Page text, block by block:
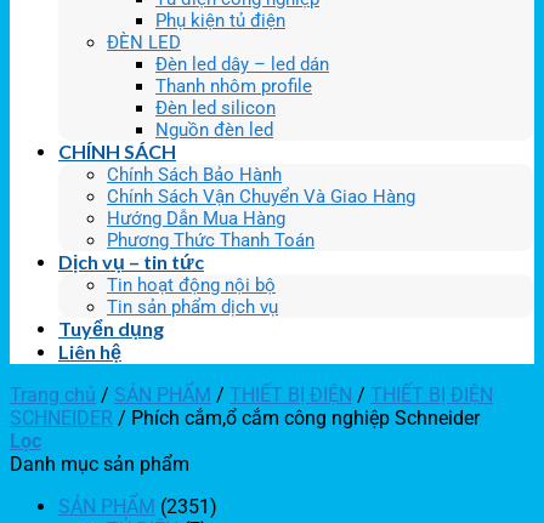
Phụ kiện tủ điện
ĐÈN LED
Đèn led dây – led dán
Thanh nhôm profile
Đèn led silicon
Nguồn đèn led
CHÍNH SÁCH
Chính Sách Bảo Hành
Chính Sách Vận Chuyển Và Giao Hàng
Hướng Dẫn Mua Hàng
Phương Thức Thanh Toán
Dịch vụ – tin tức
Tin hoạt động nội bộ
Tin sản phẩm dịch vụ
Tuyển dụng
Liên hệ
Trang chủ / SẢN PHẨM / THIẾT BỊ ĐIỆN / THIẾT BỊ ĐIỆN
SCHNEIDER / Phích cắm,ổ cắm công nghiệp Schneider
Lọc
Danh mục sản phẩm
SẢN PHẨM (2351)